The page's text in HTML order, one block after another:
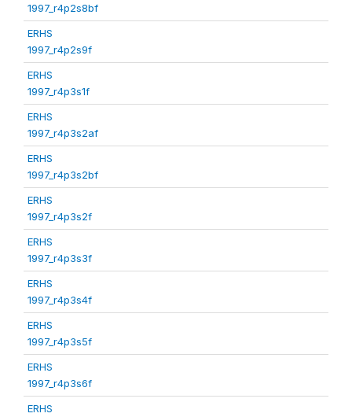
1997_r4p2s8bf
ERHS
1997_r4p2s9f
ERHS
1997_r4p3s1f
ERHS
1997_r4p3s2af
ERHS
1997_r4p3s2bf
ERHS
1997_r4p3s2f
ERHS
1997_r4p3s3f
ERHS
1997_r4p3s4f
ERHS
1997_r4p3s5f
ERHS
1997_r4p3s6f
ERHS